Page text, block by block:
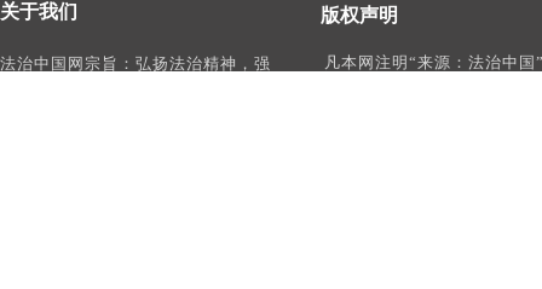
版权声明
凡本网注明“来源：法治中国
关于我们
法治中国网宗旨：弘扬法治精神，强